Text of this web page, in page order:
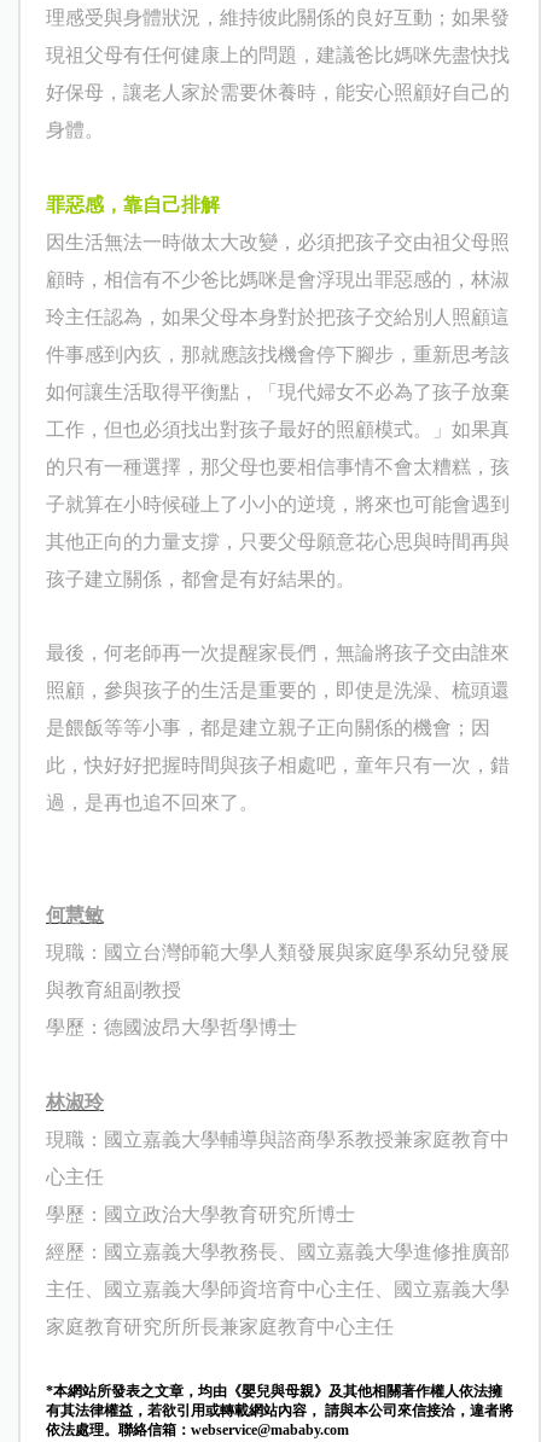
理感受與身體狀況，維持彼此關係的良好互動；如果發
現祖父母有任何健康上的問題，建議爸比媽咪先盡快找
好保母，讓老人家於需要休養時，能安心照顧好自己的
身體。
罪惡感，靠自己排解
因生活無法一時做太大改變，必須把孩子交由祖父母照
顧時，相信有不少爸比媽咪是會浮現出罪惡感的，林淑
玲主任認為，如果父母本身對於把孩子交給別人照顧這
件事感到內疚，那就應該找機會停下腳步，重新思考該
如何讓生活取得平衡點，「現代婦女不必為了孩子放棄
工作，但也必須找出對孩子最好的照顧模式。」如果真
的只有一種選擇，那父母也要相信事情不會太糟糕，孩
子就算在小時候碰上了小小的逆境，將來也可能會遇到
其他正向的力量支撐，只要父母願意花心思與時間再與
孩子建立關係，都會是有好結果的。
最後，何老師再一次提醒家長們，無論將孩子交由誰來
照顧，參與孩子的生活是重要的，即使是洗澡、梳頭還
是餵飯等等小事，都是建立親子正向關係的機會；因
此，快好好把握時間與孩子相處吧，童年只有一次，錯
過，是再也追不回來了。
何慧敏
現職：國立台灣師範大學人類發展與家庭學系幼兒發展
與教育組副教授
學歷：德國波昂大學哲學博士
林淑玲
現職：國立嘉義大學輔導與諮商學系教授兼家庭教育中
心主任
學歷：國立政治大學教育研究所博士
經歷：國立嘉義大學教務長、
國立嘉義大學進修推廣部
主任、
國立嘉義大學師資培育中心主任、
國立嘉義大學
家庭教育研究所所長兼家庭教育中心主任
*本網站所發表之文章，均由《嬰兒與母親》及其他相關著作權人依法擁
有其法律權益，若欲引用或轉載網站內容， 請與本公司來信接洽，違者將
依法處理。聯絡信箱： webservice@mababy.com